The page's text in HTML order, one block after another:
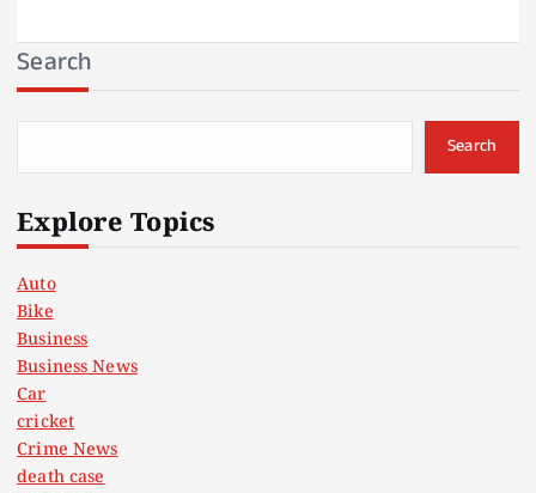
Search
Search
Explore Topics
Auto
Bike
Business
Business News
Car
cricket
Crime News
death case